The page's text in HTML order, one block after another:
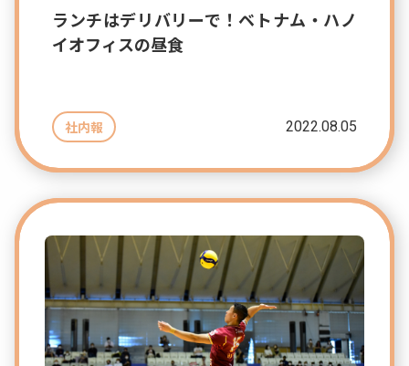
ランチはデリバリーで！ベトナム・ハノ
イオフィスの昼食
社内報 2022.08.05